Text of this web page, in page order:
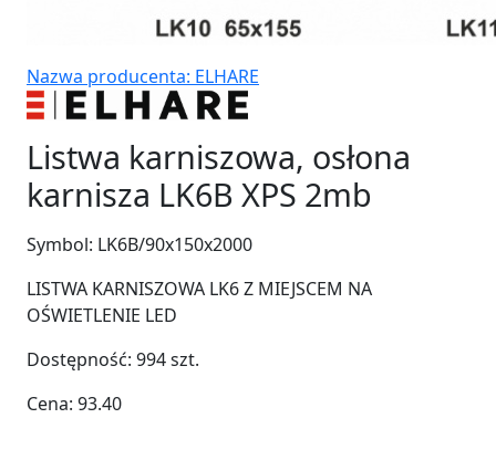
Nazwa producenta: ELHARE
Listwa karniszowa, osłona
karnisza LK6B XPS 2mb
Symbol: LK6B/90x150x2000
LISTWA KARNISZOWA LK6 Z MIEJSCEM NA
OŚWIETLENIE LED
Dostępność: 994szt.
Cena: 93.40